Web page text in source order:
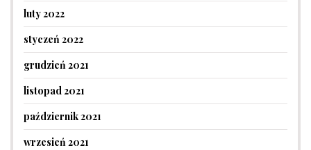
luty 2022
styczeń 2022
grudzień 2021
listopad 2021
październik 2021
wrzesień 2021